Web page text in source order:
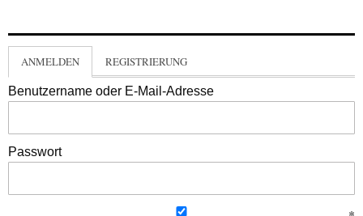
ANMELDEN REGISTRIERUNG
Benutzername oder E-Mail-Adresse
Passwort